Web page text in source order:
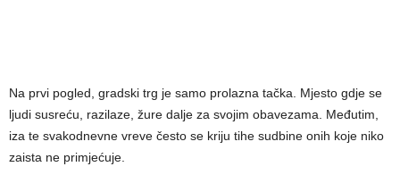
Na prvi pogled, gradski trg je samo prolazna tačka. Mjesto gdje se
ljudi susreću, razilaze, žure dalje za svojim obavezama. Međutim,
iza te svakodnevne vreve često se kriju tihe sudbine onih koje niko
zaista ne primjećuje.